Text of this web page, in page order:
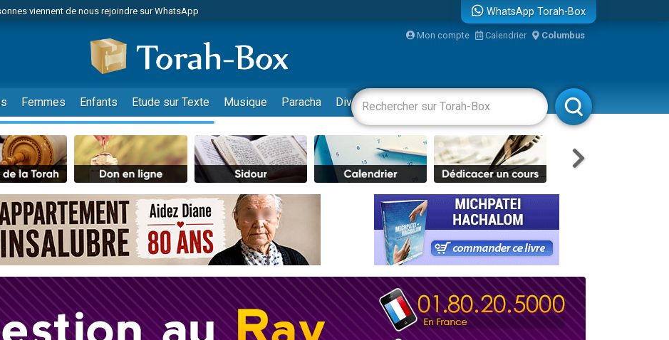
viennent de nous rejoindre sur WhatsApp
nouvelles musiques dans Torah-Box Music
personnes viennent de faire un don pour Tsédaka : pauvres d'Israel
personnes viennent de faire un don pour Diane, 80 ans, dans un appartement insalubre
émission radio : Visions de grandeur n°104 : Le Chabbath et le Birkat Hamazone à travers le temps
viennent de demander une bénédiction
personnes viennent de faire un don pour Sauvez la jambe de Yohan
49 places pour étudier en groupe sur Zoom
de donner son Maasser
vient de donner son Maasser
viennent de faire un don pour 5 enfants déjà orphelins risquent de perdre leur maman
viennent de faire un don pour Reloger Rivka, 6 enfants, victime de violences...
viennent de demander une bénédiction
reste 49 places pour étudier en groupe sur Zoom
vient de donner son Maasser
WhatsApp Torah-Box
Mon compte Calendrier Columbus
Femmes Enfants Etude sur Texte Musique Paracha Divertissements Livres Rabbanim